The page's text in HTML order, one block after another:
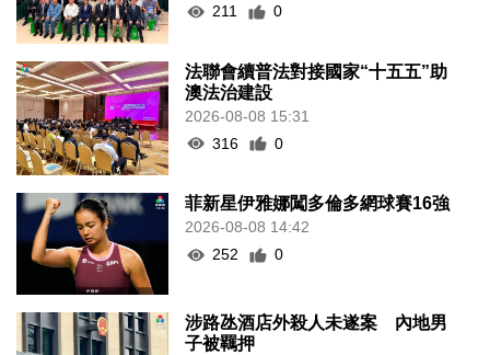
211
0
法聯會續普法對接國家“十五五”助
澳法治建設
2026-08-08 15:31
316
0
菲新星伊雅娜闖多倫多網球賽16強
2026-08-08 14:42
252
0
涉路氹酒店外殺人未遂案 內地男
子被羈押